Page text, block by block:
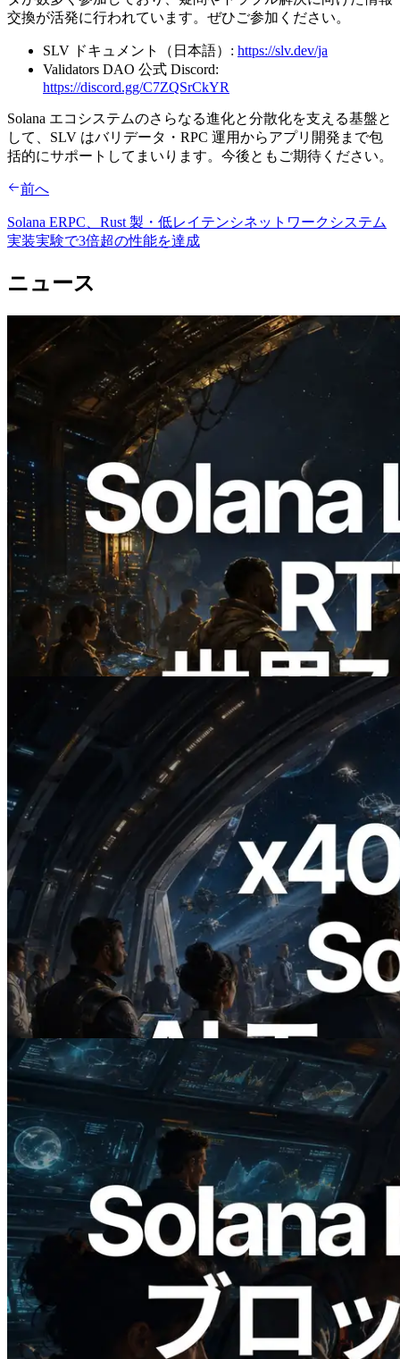
交換が活発に行われています。ぜひご参加ください。
SLV ドキュメント（日本語）: https://slv.dev/ja
Validators DAO 公式 Discord:
https://discord.gg/C7ZQSrCkYR
Solana エコシステムのさらなる進化と分散化を支える基盤と
して、SLV はバリデータ・RPC 運用からアプリ開発まで包
括的にサポートしてまいります。今後ともご期待ください。
前へ
Solana ERPC、Rust 製・低レイテンシネットワークシステム
実装実験で3倍超の性能を達成
ニュース
2026.08.05
ERPC、Solana Leader Slot APIを世界7
リージョンのping計測に拡張—
Validators Information APIも公開
この記事を読む
2026.07.04
ERPC、x402 決済対応の Solana RPC を
公開 — AI エージェントが必要な API
にその場で支払う時代の幕開け
この記事を読む
2026.05.24
Validators Solutions、Solana ブロックア
ナライザーを公開 — slot 単位のブロッ
ク生成時間と担当バリデータを視覚化